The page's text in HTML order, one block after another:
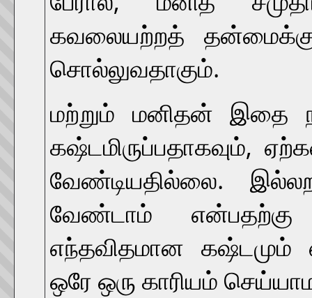
கவலையற்றத்
சொல்லுவதாகும்.
மற்றும் மனிதன் இதை
கஷ்டமிருப்பதாகவும்,
வேண்டியதில்லை.
வேண்டாம்
எந்தவிதமான
ஒரே ஒரு காரியம்